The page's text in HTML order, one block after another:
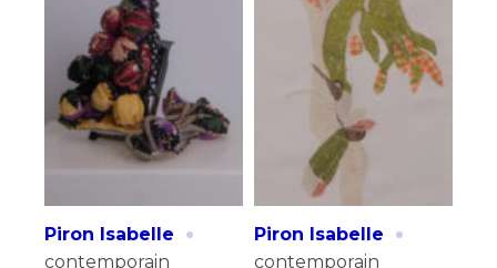
Piron Isabelle ·
contemporain
Piron Isabelle ·
contemporain